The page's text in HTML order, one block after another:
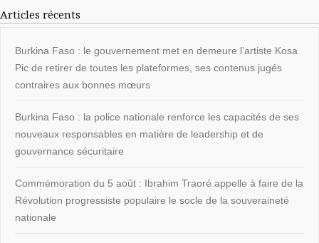
Articles récents
Burkina Faso : le gouvernement met en demeure l’artiste Kosa
Pic de retirer de toutes les plateformes, ses contenus jugés
contraires aux bonnes mœurs
Burkina Faso : la police nationale renforce les capacités de ses
nouveaux responsables en matière de leadership et de
gouvernance sécuritaire
Commémoration du 5 août : Ibrahim Traoré appelle à faire de la
Révolution progressiste populaire le socle de la souveraineté
nationale